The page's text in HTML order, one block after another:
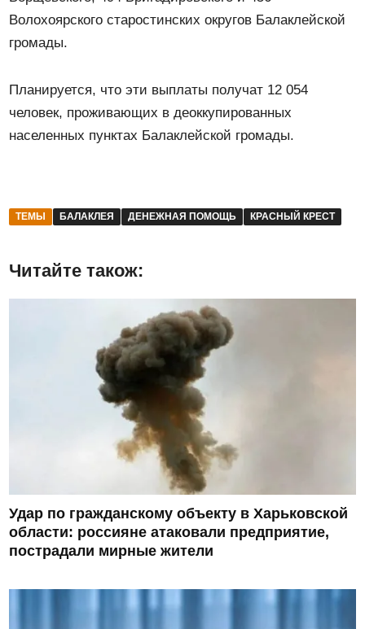
Волохоярского старостинских округов Балаклейской
громады.
Планируется, что эти выплаты получат 12 054
человек, проживающих в деоккупированных
населенных пунктах Балаклейской громады.
ТЕМЫ БАЛАКЛЕЯ ДЕНЕЖНАЯ ПОМОЩЬ КРАСНЫЙ КРЕСТ
Читайте також:
Удар по гражданскому объекту в Харьковской
области: россияне атаковали предприятие,
пострадали мирные жители